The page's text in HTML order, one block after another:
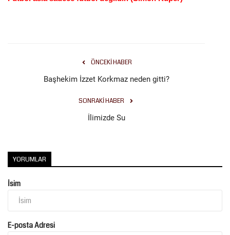
ÖNCEKI HABER
Başhekim İzzet Korkmaz neden gitti?
SONRAKI HABER
İlimizde Su
YORUMLAR
İsim
E-posta Adresi